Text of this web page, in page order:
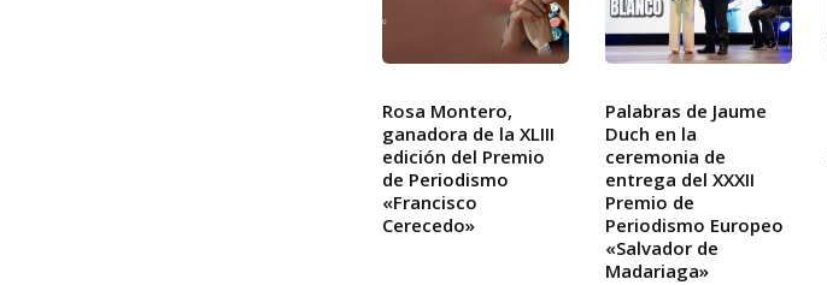
Rosa Montero,
ganadora de la XLIII
edición del Premio
de Periodismo
«Francisco
Cerecedo»
Palabras de Jaume
Duch en la
ceremonia de
entrega del XXXII
Premio de
Periodismo Europeo
«Salvador de
Madariaga»